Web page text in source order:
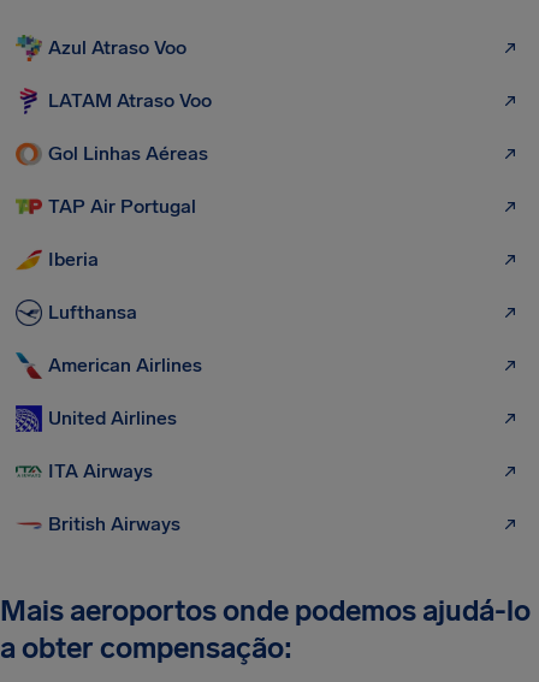
Azul Atraso Voo
LATAM Atraso Voo
Gol Linhas Aéreas
TAP Air Portugal
Iberia
Lufthansa
American Airlines
United Airlines
ITA Airways
British Airways
Mais aeroportos onde podemos ajudá-lo
a obter compensação: